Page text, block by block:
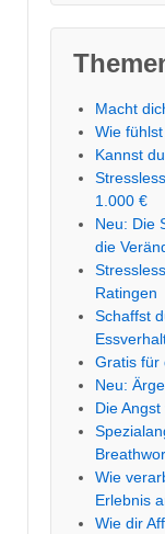
Macht
Wie
Kannst
1.000 €
Neu: Die
die
Ratingen
Schaffst
Gratis für
Neu:
Die
Wie
Erlebnis
Wie dir